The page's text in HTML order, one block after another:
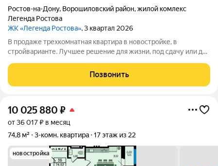
Ростов-на-Дону, Ворошиловский район,жилой комлекс
Легенда Ростова
ЖК «Легенда Ростова», 3 квартал 2026
В продаже трехкомнатная квартира в новостройке, в
стройварианте. Лучшее решение для жизни, под сдачу или для
метров, с раздельным санузлом, просторная прихожая, в
которой есть место и для
Позвонить
10 025 880 ₽
от 36 017 ₽ в месяц
74,8 м²
3-комн. квартира 17 этаж из 22
новостройка